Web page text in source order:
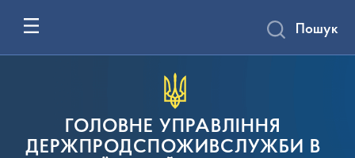
ГОЛОВНЕ УПРАВЛІННЯ
ДЕРЖПРОДСПОЖИВСЛУЖБИ В
Пошук